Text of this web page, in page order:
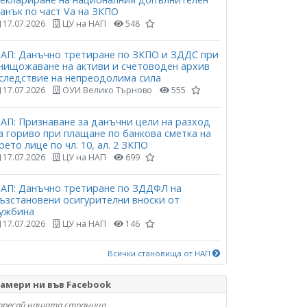
по част Vа на ЗКПО
17.07.2026 ЦУ на НАП 548
Данъчно третиране по ЗКПО и ЗДДС при
на активи и счетоводен архив
на непреодолима сила
17.07.2026 ОУИ Велико Търново 555
Признаване за данъчни цели на разход
гориво при плащане по банкова сметка на
лице по чл. 10, ал. 2 ЗКПО
17.07.2026 ЦУ на НАП 699
Данъчно третиране по ЗДДФЛ на
осигурителни вноски от
17.07.2026 ЦУ на НАП 146
Всички становища от НАП
ни във Facebook